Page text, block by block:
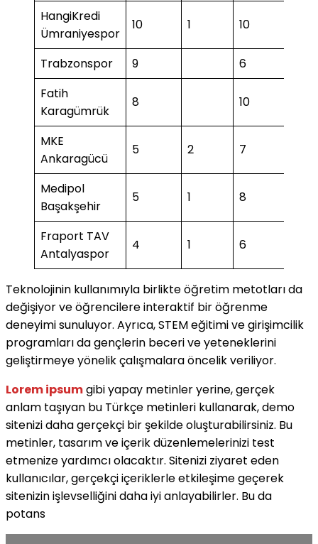
HangiKredi
Ümraniyespor
10 1 10
Trabzonspor 9
6
Fatih
Karagümrük
8 10
MKE
Ankaragücü
5 2 7
Medipol
Başakşehir
5 1 8
Fraport TAV
Antalyaspor
4 1 6
Teknolojinin kullanımıyla birlikte öğretim metotları da
değişiyor ve öğrencilere interaktif bir öğrenme
deneyimi sunuluyor. Ayrıca, STEM eğitimi ve girişimcilik
programları da gençlerin beceri ve yeteneklerini
geliştirmeye yönelik çalışmalara öncelik veriliyor.
Lorem ipsumgibi yapay metinler yerine, gerçek
anlam taşıyan bu Türkçe metinleri kullanarak, demo
sitenizi daha gerçekçi bir şekilde oluşturabilirsiniz. Bu
metinler, tasarım ve içerik düzenlemelerinizi test
etmenize yardımcı olacaktır. Sitenizi ziyaret eden
kullanıcılar, gerçekçi içeriklerle etkileşime geçerek
sitenizin işlevselliğini daha iyi anlayabilirler. Bu da
potans